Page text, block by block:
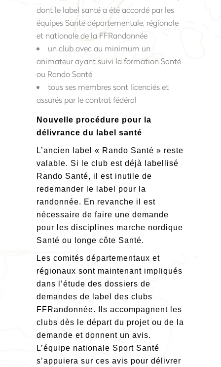
dont le label santé a été accordé par les
équipes Santé départementale, régionale
et nationale de la FFRandonnée
un club avec au minimum un
animateur ayant suivi la formation Santé
ou Rando Santé
tous ses membres sont licenciés et
assurés par le contrat fédéral
Nouvelle procédure pour la
délivrance du label santé
L’ancien label « Rando Santé » reste
valable. Si le club est déjà labellisé
Rando Santé, il est inutile de
redemander le label pour la
randonnée. En revanche il est
nécessaire de faire une demande
pour les disciplines marche nordique
Santé ou longe côte Santé.
Les comités départementaux et
régionaux sont maintenant impliqués
dans l’étude des dossiers de
demandes de label des clubs
FFRandonnée. Ils accompagnent les
clubs dès le départ du projet ou de la
demande et donnent un avis.
L’équipe nationale Sport Santé
s’appuiera sur ces avis pour délivrer